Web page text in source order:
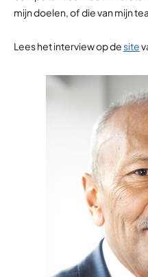
mijn doelen, of die van mijn
Lees het interview op de site